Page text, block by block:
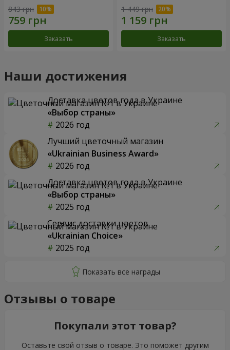
843 грн
Заказать
1 449 грн
Заказать
Наши достижения
Доставка цветов года в Украине
«Выбор страны»
2026 год
Лучший цветочный магазин
«Ukrainian Business Award»
2026 год
Доставка цветов года в Украине
«Выбор страны»
2025 год
Сервис доставки цветов
«Ukrainian Choice»
2025 год
Отзывы о товаре
Покупали этот товар?
Оставьте свой отзыв о товаре. Это поможет другим